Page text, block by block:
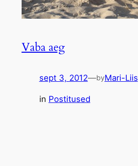
Vaba aeg
sept 3, 2012—byMari-Liis
in Postitused